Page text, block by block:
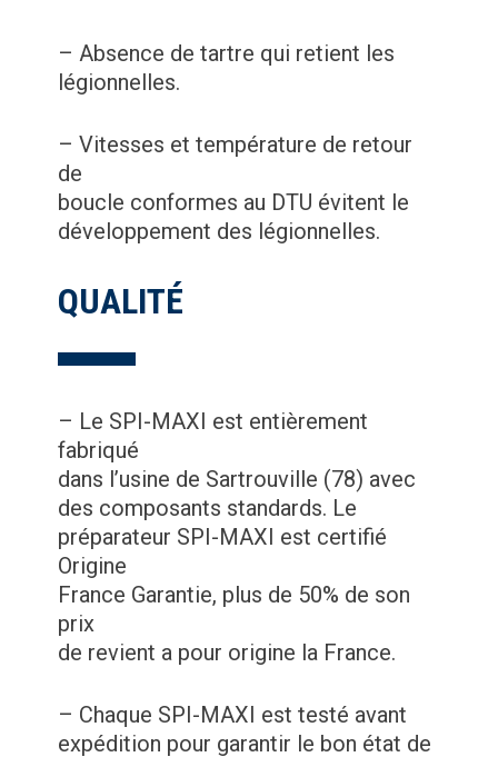
– Absence de tartre qui retient les
légionnelles.
– Vitesses et température de retour
de
boucle conformes au DTU évitent le
développement des légionnelles.
QUALITÉ
– Le SPI-MAXI est entièrement
fabriqué
dans l’usine de Sartrouville (78) avec
des composants standards. Le
préparateur SPI-MAXI est certifié
Origine
France Garantie, plus de 50% de son
prix
de revient a pour origine la France.
– Chaque SPI-MAXI est testé avant
expédition pour garantir le bon état de